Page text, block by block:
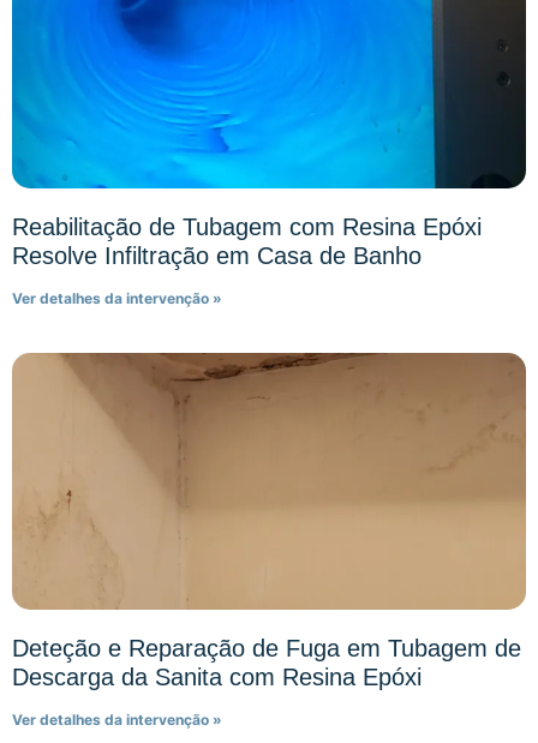
Reabilitação de Tubagem com Resina Epóxi
Resolve Infiltração em Casa de Banho
Ver detalhes da intervenção »
Deteção e Reparação de Fuga em Tubagem de
Descarga da Sanita com Resina Epóxi
Ver detalhes da intervenção »